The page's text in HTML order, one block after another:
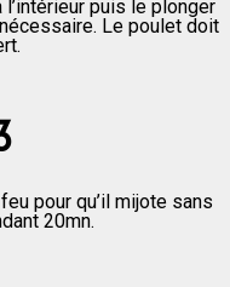
puis le plonger
Le poulet doit
pour qu’il mijote sans
20mn.